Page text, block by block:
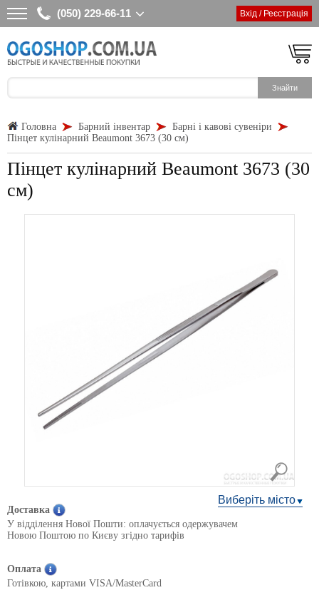
(050) 229-66-11 Вхід / Реєстрація
Головна Барний інвентар
Барні і кавові сувеніри
Пінцет кулінарний Beaumont 3673 (30 см)
Пінцет кулінарний Beaumont 3673 (30
см)
Виберіть місто
Доставка
У відділення Нової Пошти: оплачується одержувачем
Новою Поштою по Києву згідно тарифів
Оплата
Готівкою, картами VISA/MasterCard